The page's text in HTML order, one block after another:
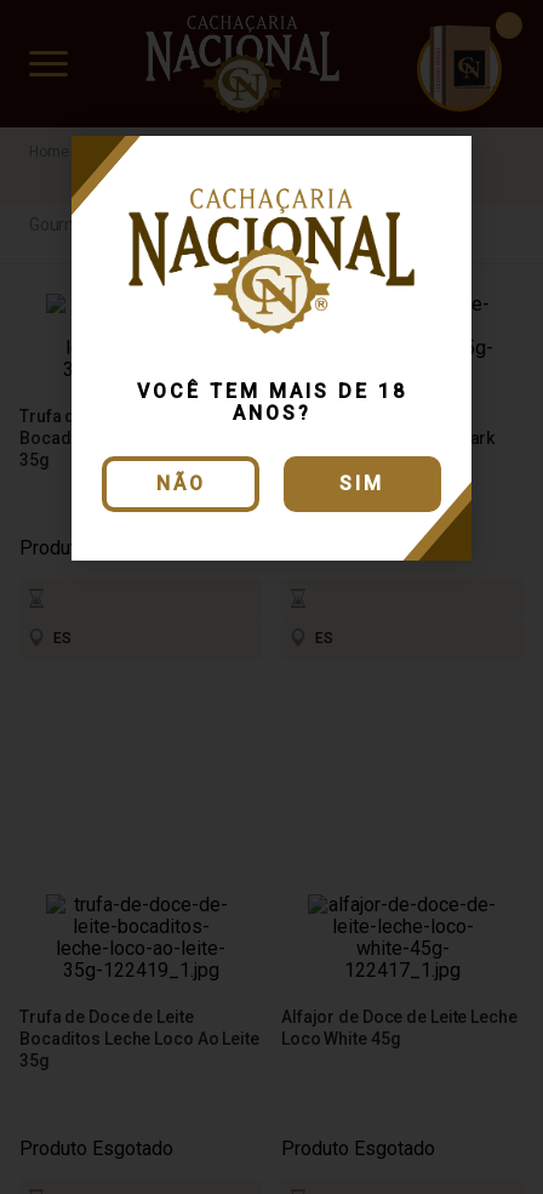
VOCÊ TEM MAIS DE 18
ANOS?
NÃO SIM
www.cachacarianacional.com.br
CUIDADO FRÁGIL
Gourmet
Trufa de Doce de Leite
Bocaditos Leche Loco White
35g
Produto Esgotado
ES
Trufa de Doce de Leite
Bocaditos Leche Loco Dark
35g
Produto Esgotado
ES
Trufa de Doce de Leite
Bocaditos Leche Loco Ao Leite
35g
Produto Esgotado
Alfajor de Doce de Leite Leche
Loco White 45g
Produto Esgotado